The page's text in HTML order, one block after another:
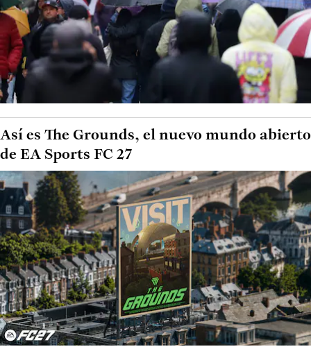
Así es The Grounds, el nuevo mundo abierto
de EA Sports FC 27